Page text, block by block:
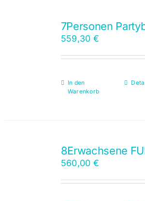
7Personen
559,30 €
In den
Warenkorb
8Erwachsene
560,00 €